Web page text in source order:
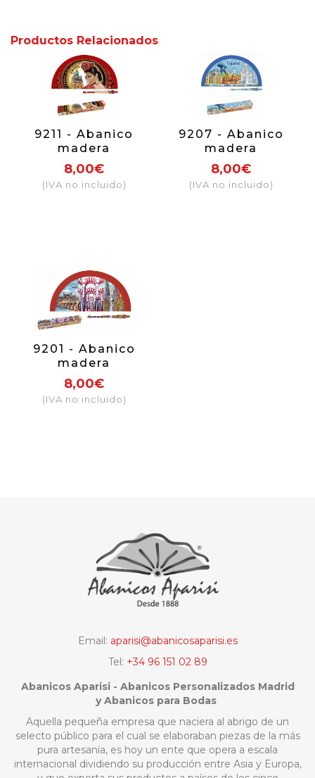
Productos Relacionados
9211 - Abanico
madera
sublimación
Sevilla Giralda
8,00€
(IVA no incluido)
9207 - Abanico
madera
sublimación
Madrid azulejo
8,00€
(IVA no incluido)
9201 - Abanico
madera
sublimación
Córdoba
8,00€
(IVA no incluido)
Email: aparisi@abanicosaparisi.es
Tel: +34 96 151 02 89
Abanicos Aparisi - Abanicos Personalizados Madrid
y Abanicos para Bodas
Aquella pequeña empresa que naciera al abrigo de un
selecto público para el cual se elaboraban piezas de la más
pura artesanía, es hoy un ente que opera a escala
internacional dividiendo su producción entre Asia y Europa,